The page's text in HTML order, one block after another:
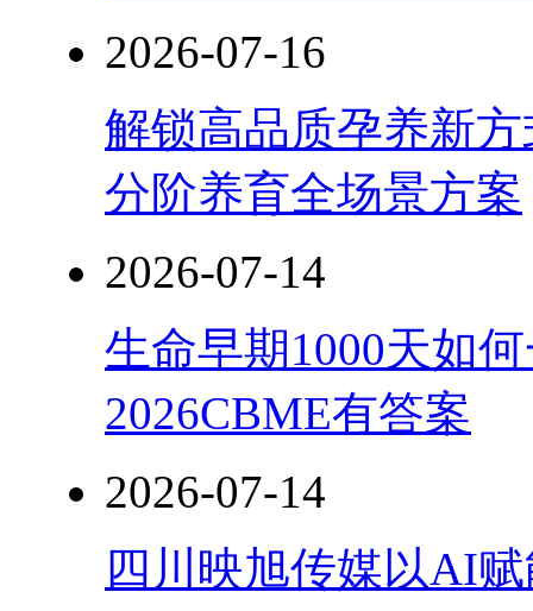
2026-07-16
解锁高品质孕养新
分阶养育全场景方案
2026-07-14
生命早期1000天如
2026CBME有答案
2026-07-14
四川映旭传媒以AI